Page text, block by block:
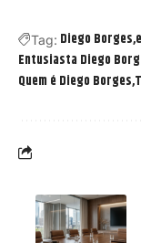
Tag: Diego Borges
Entusiasta Diego
Quem é Diego Borges